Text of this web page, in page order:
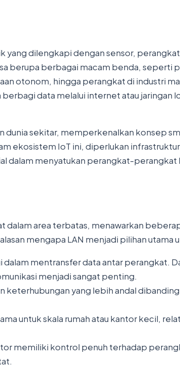
yang dilengkapi dengan sensor,
berupa berbagai macam benda, seperti
otonom, hingga perangkat di industri
data melalui internet atau jaringan
sekitar, memperkenalkan konsep
ekosistem IoT ini, diperlukan
dalam menyatukan perangkat-perangkat
dalam area terbatas, menawarkan
mengapa LAN menjadi pilihan utama
mentransfer data antar perangkat.
menjadi sangat penting.
keterhubungan yang lebih andal
untuk skala rumah atau kantor kecil,
memiliki kontrol penuh terhadap